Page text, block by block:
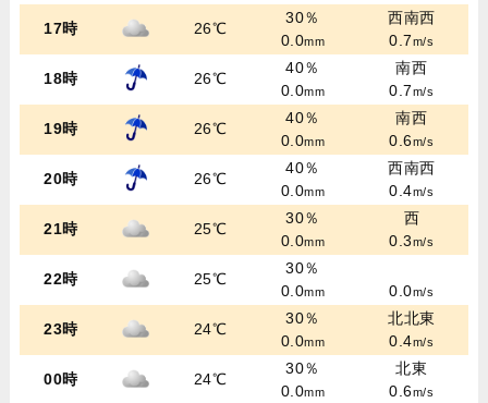
17時 26℃
30％
0.0mm
西南西
0.7m/s
18時 26℃
40％
0.0mm
南西
0.7m/s
19時 26℃
40％
0.0mm
南西
0.6m/s
20時 26℃
40％
0.0mm
西南西
0.4m/s
21時 25℃
30％
0.0mm
西
0.3m/s
22時 25℃
30％
0.0mm 0.0m/s
23時 24℃
30％
0.0mm
北北東
0.4m/s
00時 24℃
30％
0.0mm
北東
0.6m/s